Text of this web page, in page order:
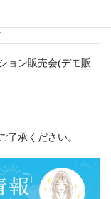
ョン販売会(デモ販
承ください。